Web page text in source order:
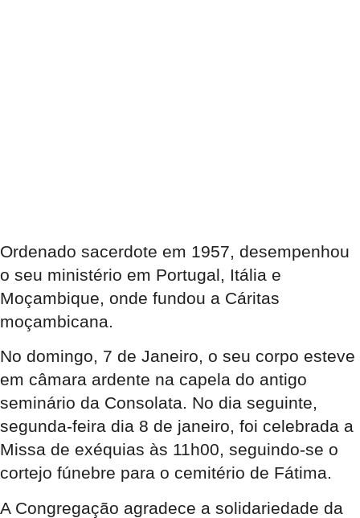
Ordenado sacerdote em 1957, desempenhou
o seu ministério em Portugal, Itália e
Moçambique, onde fundou a Cáritas
moçambicana.
No domingo, 7 de Janeiro, o seu corpo esteve
em câmara ardente na capela do antigo
seminário da Consolata. No dia seguinte,
segunda-feira dia 8 de janeiro, foi celebrada a
Missa de exéquias às 11h00, seguindo-se o
cortejo fúnebre para o cemitério de Fátima.
A Congregação agradece a solidariedade da